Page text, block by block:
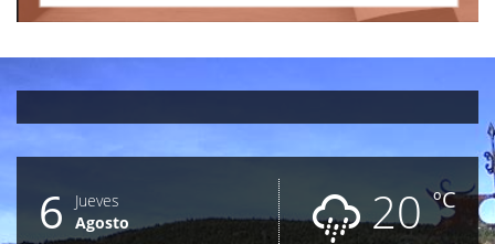
ºC
20
6
Jueves
Agosto